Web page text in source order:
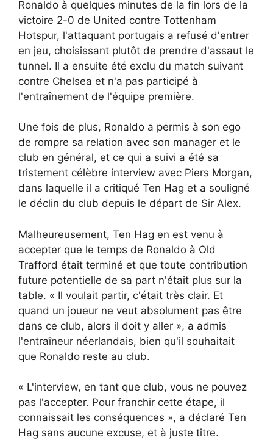
Ronaldo à quelques minutes de la fin lors de la
victoire 2-0 de United contre Tottenham
Hotspur, l'attaquant portugais a refusé d'entrer
en jeu, choisissant plutôt de prendre d'assaut le
tunnel. Il a ensuite été exclu du match suivant
contre Chelsea et n'a pas participé à
l'entraînement de l'équipe première.
Une fois de plus, Ronaldo a permis à son ego
de rompre sa relation avec son manager et le
club en général, et ce qui a suivi a été sa
tristement célèbre interview avec Piers Morgan,
dans laquelle il a critiqué Ten Hag et a souligné
le déclin du club depuis le départ de Sir Alex.
Malheureusement, Ten Hag en est venu à
accepter que le temps de Ronaldo à Old
Trafford était terminé et que toute contribution
future potentielle de sa part n'était plus sur la
table. « Il voulait partir, c'était très clair. Et
quand un joueur ne veut absolument pas être
dans ce club, alors il doit y aller », a admis
l'entraîneur néerlandais, bien qu'il souhaitait
que Ronaldo reste au club.
« L'interview, en tant que club, vous ne pouvez
pas l'accepter. Pour franchir cette étape, il
connaissait les conséquences », a déclaré Ten
Hag sans aucune excuse, et à juste titre.